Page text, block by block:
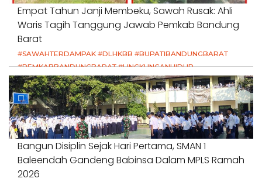
Empat Tahun Janji Membeku, Sawah Rusak: Ahli
Waris Tagih Tanggung Jawab Pemkab Bandung
Barat
#SAWAHTERDAMPAK #DLHKBB #BUPATIBANDUNGBARAT
#PEMKABBANDUNGBARAT #LINGKUNGANHIDUP
#HAKPETANI #KEADILANUNTUKPETANI
#NORMALISASISALURAN #IRIGASIRUSAK
#DUGAANPENCEMARAN #AKUNTABILITASPEMERINTAH
18 Juli 2026
Bangun Disiplin Sejak Hari Pertama, SMAN 1
Baleendah Gandeng Babinsa Dalam MPLS Ramah
2026